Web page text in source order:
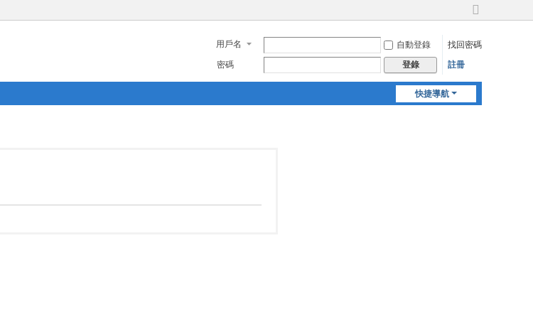
切
到
用戶名 自動登錄
找回密碼
密碼
登錄 註冊
快捷導航